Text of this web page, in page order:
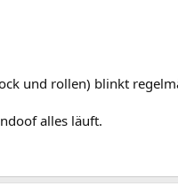
und rollen) blinkt
alles läuft.